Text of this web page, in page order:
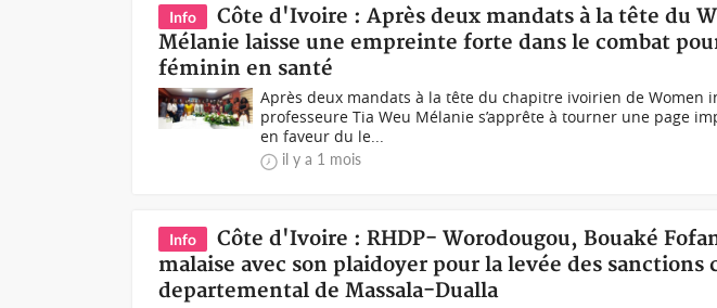
Info
Côte d'Ivoire : Après deux mandats à la tête du
Mélanie laisse une empreinte forte dans le combat
féminin en santé
Après deux mandats à la tête du chapitre ivoirien de Women
professeure Tia Weu Mélanie s’apprête à tourner une page
en faveur du le...
il y a 1 mois
Info
Côte d'Ivoire : RHDP- Worodougou, Bouaké
malaise avec son plaidoyer pour la levée des sanctions
departemental de Massala-Dualla